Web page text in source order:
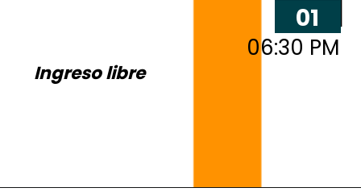
01
06:30 PM
Ingreso libre